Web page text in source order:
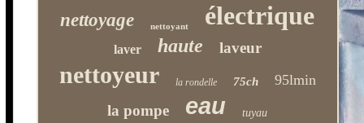
nettoyage nettoyant électrique
laver haute laveur
nettoyeur la rondelle 75ch 95lmin
la pompe eau tuyau